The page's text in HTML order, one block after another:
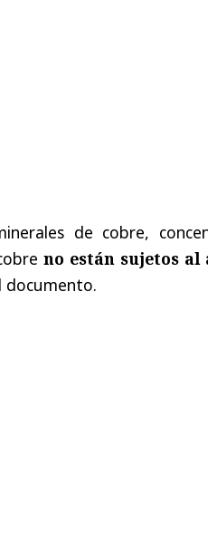
de cobre,
no están sujetos
documento.